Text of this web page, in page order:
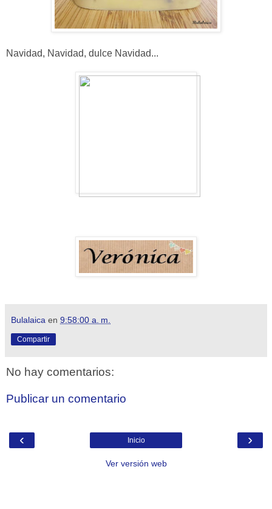
Navidad, Navidad, dulce Navidad...
Bulalaica en 9:58:00 a. m.
Compartir
No hay comentarios:
Publicar un comentario
‹ ›
Inicio
Ver versión web